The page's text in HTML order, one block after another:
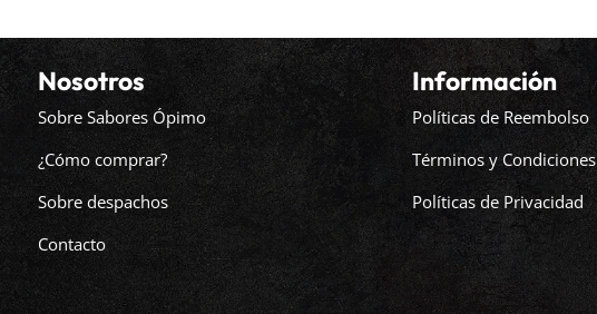
Nosotros
Sobre Sabores Ópimo
¿Cómo comprar?
Sobre despachos
Contacto
Información
Políticas de Reembolso
Términos y Condiciones
Políticas de Privacidad